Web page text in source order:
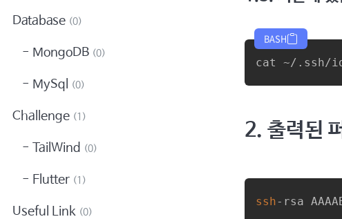
Database (0)
MongoDB (0)
MySql (0)
Challenge (1)
TailWind (0)
Flutter (1)
Useful Link (0)
cat ~/.ssh/
BASH
2. 출력된
ssh-rsa